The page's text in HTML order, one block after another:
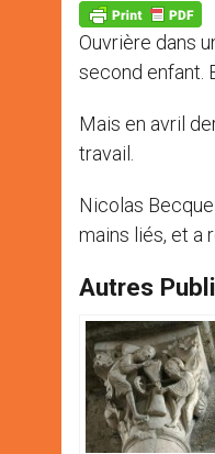
p
p
g
e
r
k
Ouvrière dans
second enfant.
Mais en avril
travail.
Nicolas
mains liés, et a
Autres